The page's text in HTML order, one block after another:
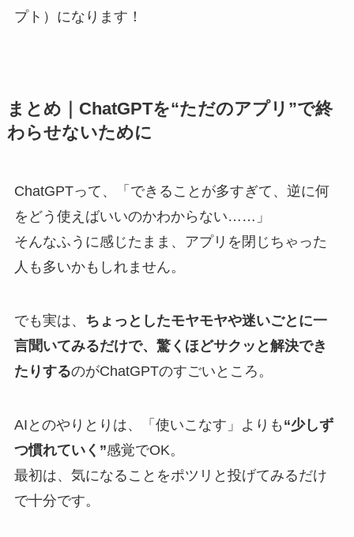
プト）になります！
まとめ｜ChatGPTを“ただのアプリ”で終
わらせないために
ChatGPTって、「できることが多すぎて、逆に何
をどう使えばいいのかわからない……」
そんなふうに感じたまま、アプリを閉じちゃった
人も多いかもしれません。
でも実は、 ちょっとしたモヤモヤや迷いごとに一
言聞いてみるだけで、驚くほどサクッと解決でき
たりするのがChatGPTのすごいところ。
AIとのやりとりは、「使いこなす」よりも “少しず
つ慣れていく”感覚でOK。
最初は、気になることをポツリと投げてみるだけ
で十分です。